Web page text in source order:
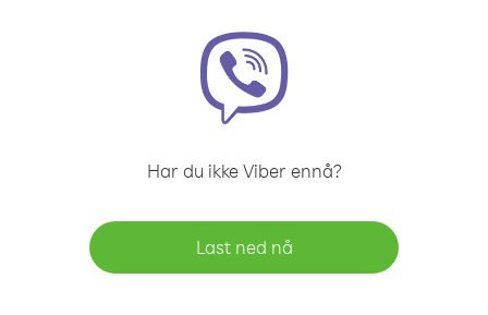
Har du ikke Viber ennå?
Last ned nå